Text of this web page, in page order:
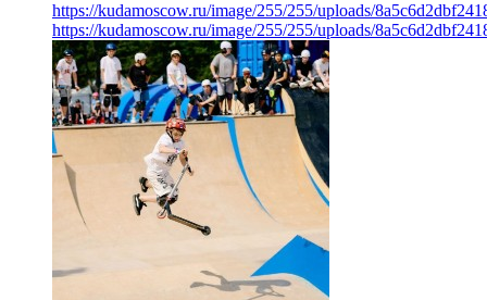
https://kudamoscow.ru/image/255/255/uploads/
https://kudamoscow.ru/image/255/255/uploads/